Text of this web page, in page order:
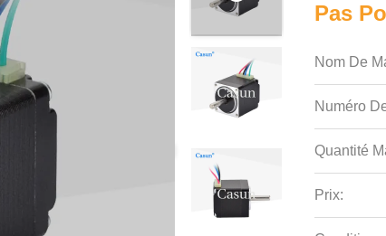
Pas
Nom De
Numéro
Quantité
Prix: